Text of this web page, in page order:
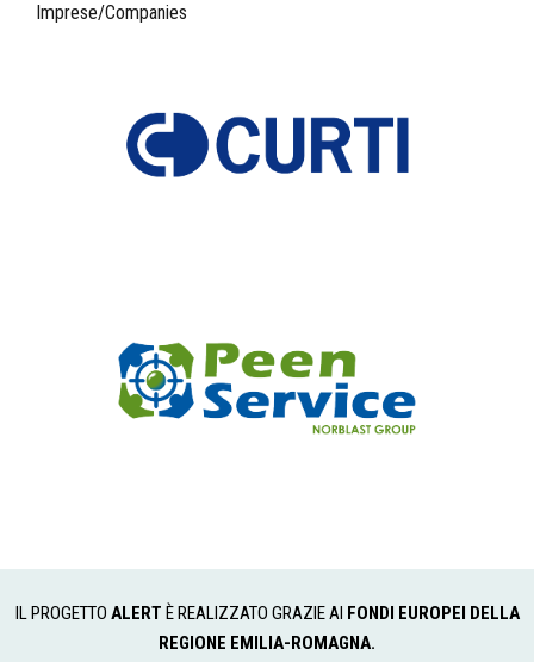
Imprese/Companies
IL PROGETTO ALERT È REALIZZATO GRAZIE AI FONDI EUROPEI DELLA
REGIONE EMILIA-ROMAGNA.